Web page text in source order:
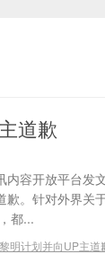
道歉
容开放平台发
。针对外界关
都...
明计划并向UP主道